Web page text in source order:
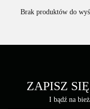
Brak produktów do
ZAPISZ
I bądź na